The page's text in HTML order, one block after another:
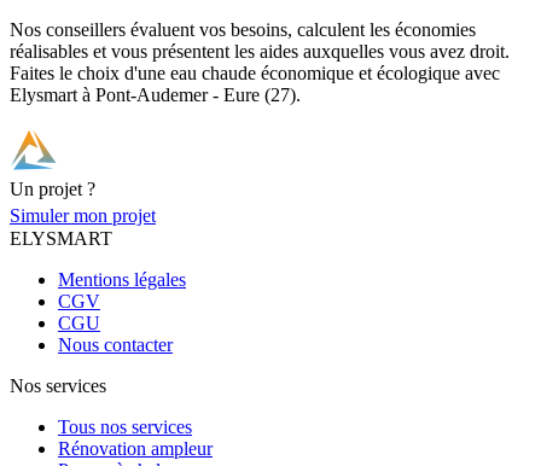
Nos conseillers évaluent vos besoins, calculent les économies
réalisables et vous présentent les aides auxquelles vous avez droit.
Faites le choix d'une eau chaude économique et écologique avec
Elysmart à Pont-Audemer - Eure (27).
Un projet ?
Simuler mon projet
ELYSMART
Mentions légales
CGV
CGU
Nous contacter
Nos services
Tous nos services
Rénovation ampleur